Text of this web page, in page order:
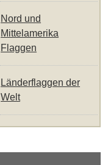
Nord und
Mittelamerika
Flaggen
Länderflaggen der
Welt